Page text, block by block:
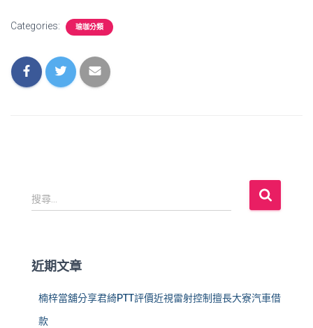
Categories: 瑜珈分類
搜
尋
:
搜尋...
近期文章
楠梓當舖分享君綺PTT評價近視雷射控制擅長大寮汽車借
款